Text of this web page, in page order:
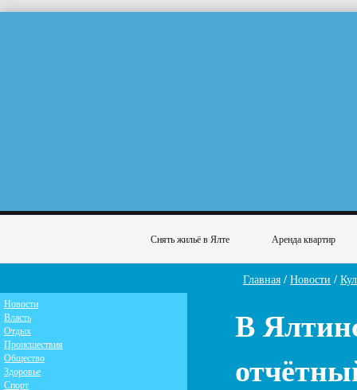
Снять жильё в Ялте Аренда квартир
Главная / Новости /
В
Новости
Власть
Отдых
Происшествия
Общество
Здоровье
Спорт